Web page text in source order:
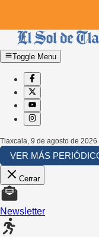
Toggle Menu
Tlaxcala 9 de agosto de 2026
VER MÁS
Cerrar
Newsletter